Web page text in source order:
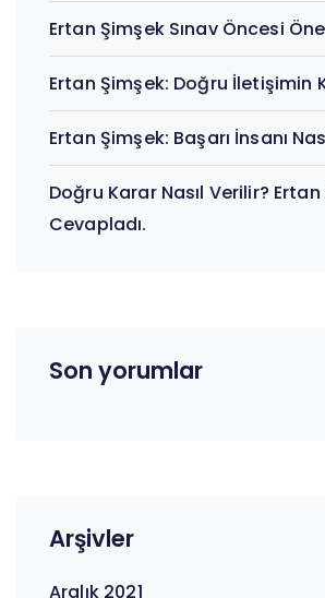
Ertan Şimşek Sınav Öncesi
Ertan Şimşek: Doğru İletişimin
Ertan Şimşek: Başarı İnsanı
Doğru Karar Nasıl Verilir?
Cevapladı.
Son yorumlar
Arşivler
Aralık 2021